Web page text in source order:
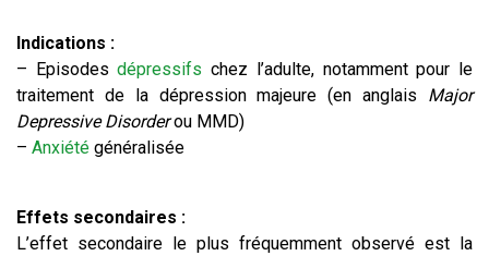
Indications :
– Episodesdépressifs chez l’adulte, notamment pour le
traitement de la dépression majeure (en anglais Major
Depressive Disorderou MMD)
– Anxiété généralisée
Effets secondaires :
L’effet secondaire le plus fréquemment observé est la